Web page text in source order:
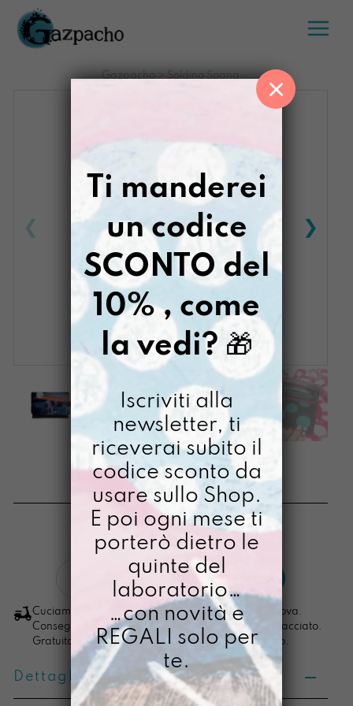
Salta
contenuto
Gazpacho > Soldino Sogna
SOLDINO SOGNA
€ 38,00
[ Portafoglio: 10 x 14 x 2,5 cm ]
quantità
LO VOGLIO
Cuciamo ogni ordine nel nostro laboratorio di Padova.
Consegna in 4/5 giorni lavorativi, pacco sempre tracciato.
Gratuita per ordini di importo superiore ai 100 euro.
Dettagli prodotto
Ti manderei
un codice
SCONTO del
10% , come
la vedi? 🎁
Iscriviti alla
newsletter, ti
riceverai subito il
codice sconto da
usare sullo Shop.
E poi ogni mese ti
porterò dietro le
quinte del
laboratorio…
…con novità e
REGALI solo per
te.
×